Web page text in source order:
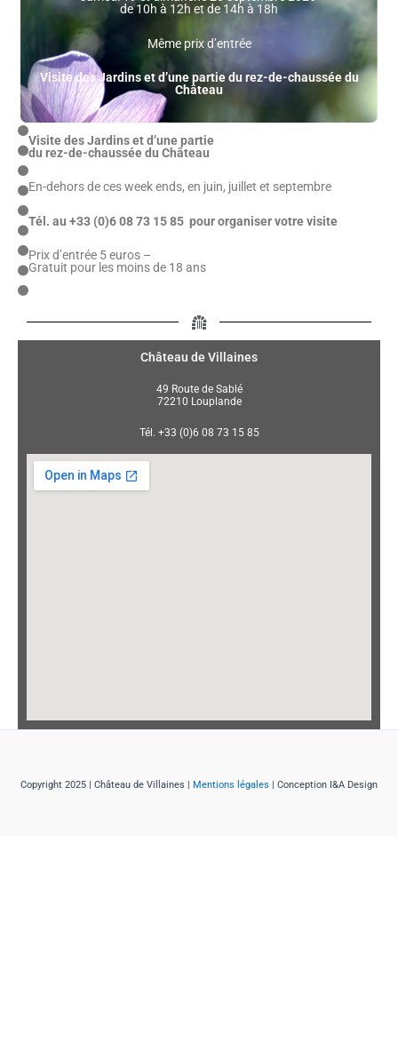
de 10h à 12h et de 14h à 18h
Même prix d’entrée
Visite des Jardins et d’une partie du rez-de-chaussée du
Château
Visite des Jardins et d’une partie
du rez-de-chaussée du Château
En-dehors de ces week ends, en juin, juillet et septembre
Tél. au +33 (0)6 08 73 15 85 pour organiser votre visite
Prix d’entrée 5 euros –
Gratuit pour les moins de 18 ans
Château de Villaines
49 Route de Sablé
72210 Louplande
Tél. +33 (0)6 08 73 15 85
Copyright 2025 | Château de Villaines | Mentions légales | Conception I&A Design